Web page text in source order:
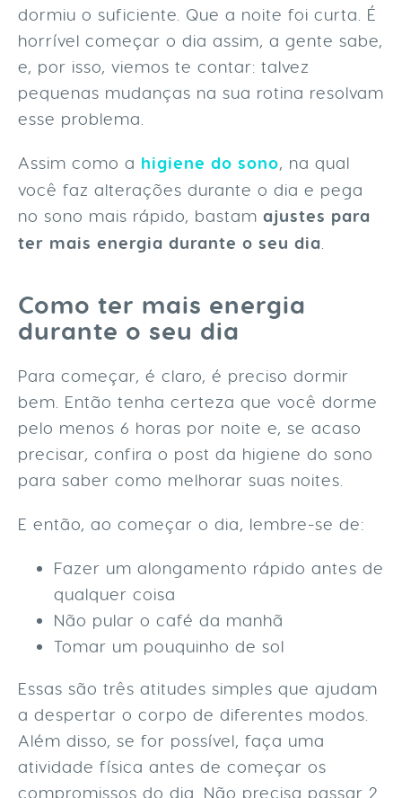
dormiu o suficiente. Que a noite foi curta. É
horrível começar o dia assim, a gente sabe,
e, por isso, viemos te contar: talvez
pequenas mudanças na sua rotina resolvam
esse problema.
Assim como a higiene do sono, na qual
você faz alterações durante o dia e pega
no sono mais rápido, bastam ajustes para
ter mais energia durante o seu dia.
Como ter mais energia
durante o seu dia
Para começar, é claro, é preciso dormir
bem. Então tenha certeza que você dorme
pelo menos 6 horas por noite e, se acaso
precisar, confira o post da higiene do sono
para saber como melhorar suas noites.
E então, ao começar o dia, lembre-se de:
Fazer um alongamento rápido antes de
qualquer coisa
Não pular o café da manhã
Tomar um pouquinho de sol
Essas são três atitudes simples que ajudam
a despertar o corpo de diferentes modos.
Além disso, se for possível, faça uma
atividade física antes de começar os
compromissos do dia. Não precisa passar 2